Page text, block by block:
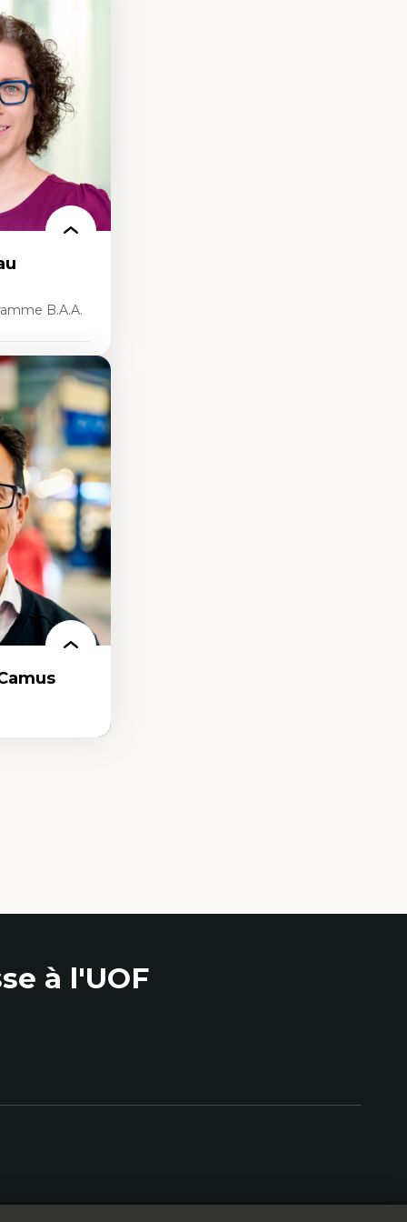
naturelles
territoire
B.A.A.
la main-
à l'UOF